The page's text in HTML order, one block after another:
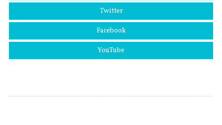
Twitter
Facebook
YouTube